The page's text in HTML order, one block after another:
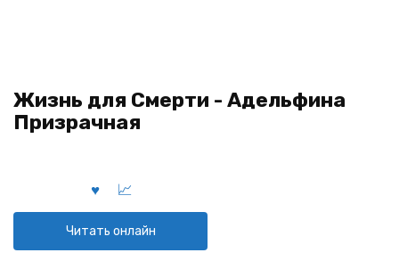
Жизнь для Смерти - Адельфина
Призрачная
Читать онлайн